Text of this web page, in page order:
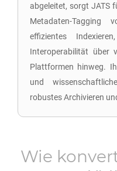
abgeleitet, sorgt JATS
Metadaten-Tagging
effizientes
Interoperabilität über
Plattformen hinweg.
und
robustes Archivieren
Wie